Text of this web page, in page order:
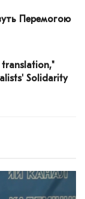
Перемогою
Solidarity